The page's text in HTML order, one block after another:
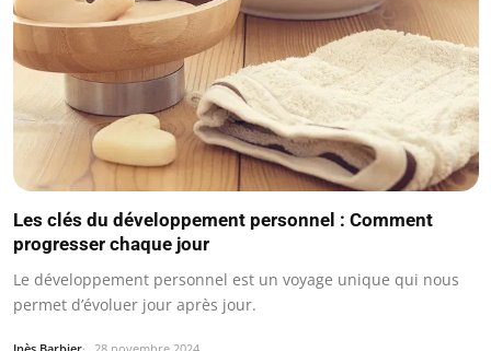
Les clés du développement personnel : Comment
progresser chaque jour
Le développement personnel est un voyage unique qui nous
permet d’évoluer jour après jour.